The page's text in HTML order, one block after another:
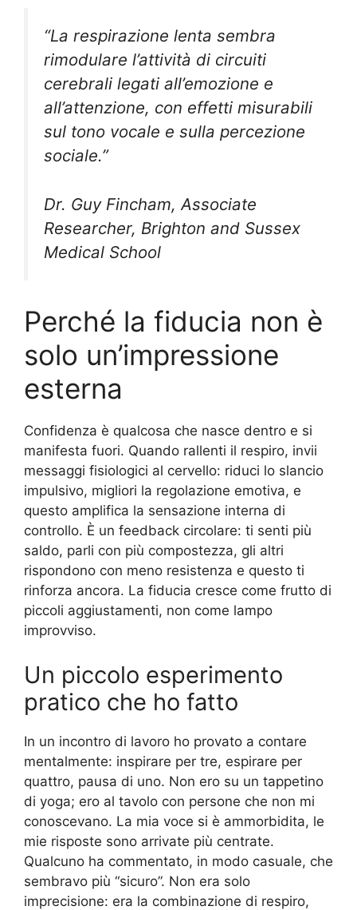
“La respirazione lenta sembra
rimodulare l’attività di circuiti
cerebrali legati all’emozione e
all’attenzione, con effetti misurabili
sul tono vocale e sulla percezione
sociale.”
Dr. Guy Fincham, Associate
Researcher, Brighton and Sussex
Medical School
Perché la fiducia non è
solo un’impressione
esterna
Confidenza è qualcosa che nasce dentro e si
manifesta fuori. Quando rallenti il respiro, invii
messaggi fisiologici al cervello: riduci lo slancio
impulsivo, migliori la regolazione emotiva, e
questo amplifica la sensazione interna di
controllo. È un feedback circolare: ti senti più
saldo, parli con più compostezza, gli altri
rispondono con meno resistenza e questo ti
rinforza ancora. La fiducia cresce come frutto di
piccoli aggiustamenti, non come lampo
improvviso.
Un piccolo esperimento
pratico che ho fatto
In un incontro di lavoro ho provato a contare
mentalmente: inspirare per tre, espirare per
quattro, pausa di uno. Non ero su un tappetino
di yoga; ero al tavolo con persone che non mi
conoscevano. La mia voce si è ammorbidita, le
mie risposte sono arrivate più centrate.
Qualcuno ha commentato, in modo casuale, che
sembravo più “sicuro”. Non era solo
imprecisione: era la combinazione di respiro,